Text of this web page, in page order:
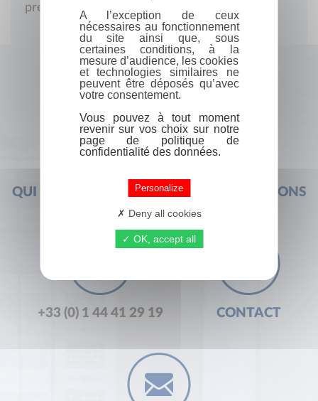
prepavenir@orange.fr
QUI SOMMES-NOUS ?FOIRE AUX QUESTIONS
+33 (0) 1 44 41 29 19 CONTACT
A l’exception de ceux
nécessaires au fonctionnement
du site ainsi que, sous
certaines conditions, à la
mesure d’audience, les cookies
et technologies similaires ne
peuvent être déposés qu’avec
votre consentement.
Vous pouvez à tout moment
revenir sur vos choix sur notre
page de politique de
confidentialité des données.
Personalize
Deny all cookies
OK, accept all